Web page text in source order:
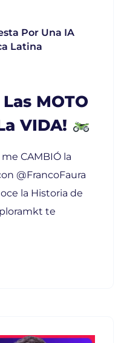
Por Una IA
Latina
MOTO
VIDA!
me CAMBIÓ la
@FrancoFaura
la Historia de
te